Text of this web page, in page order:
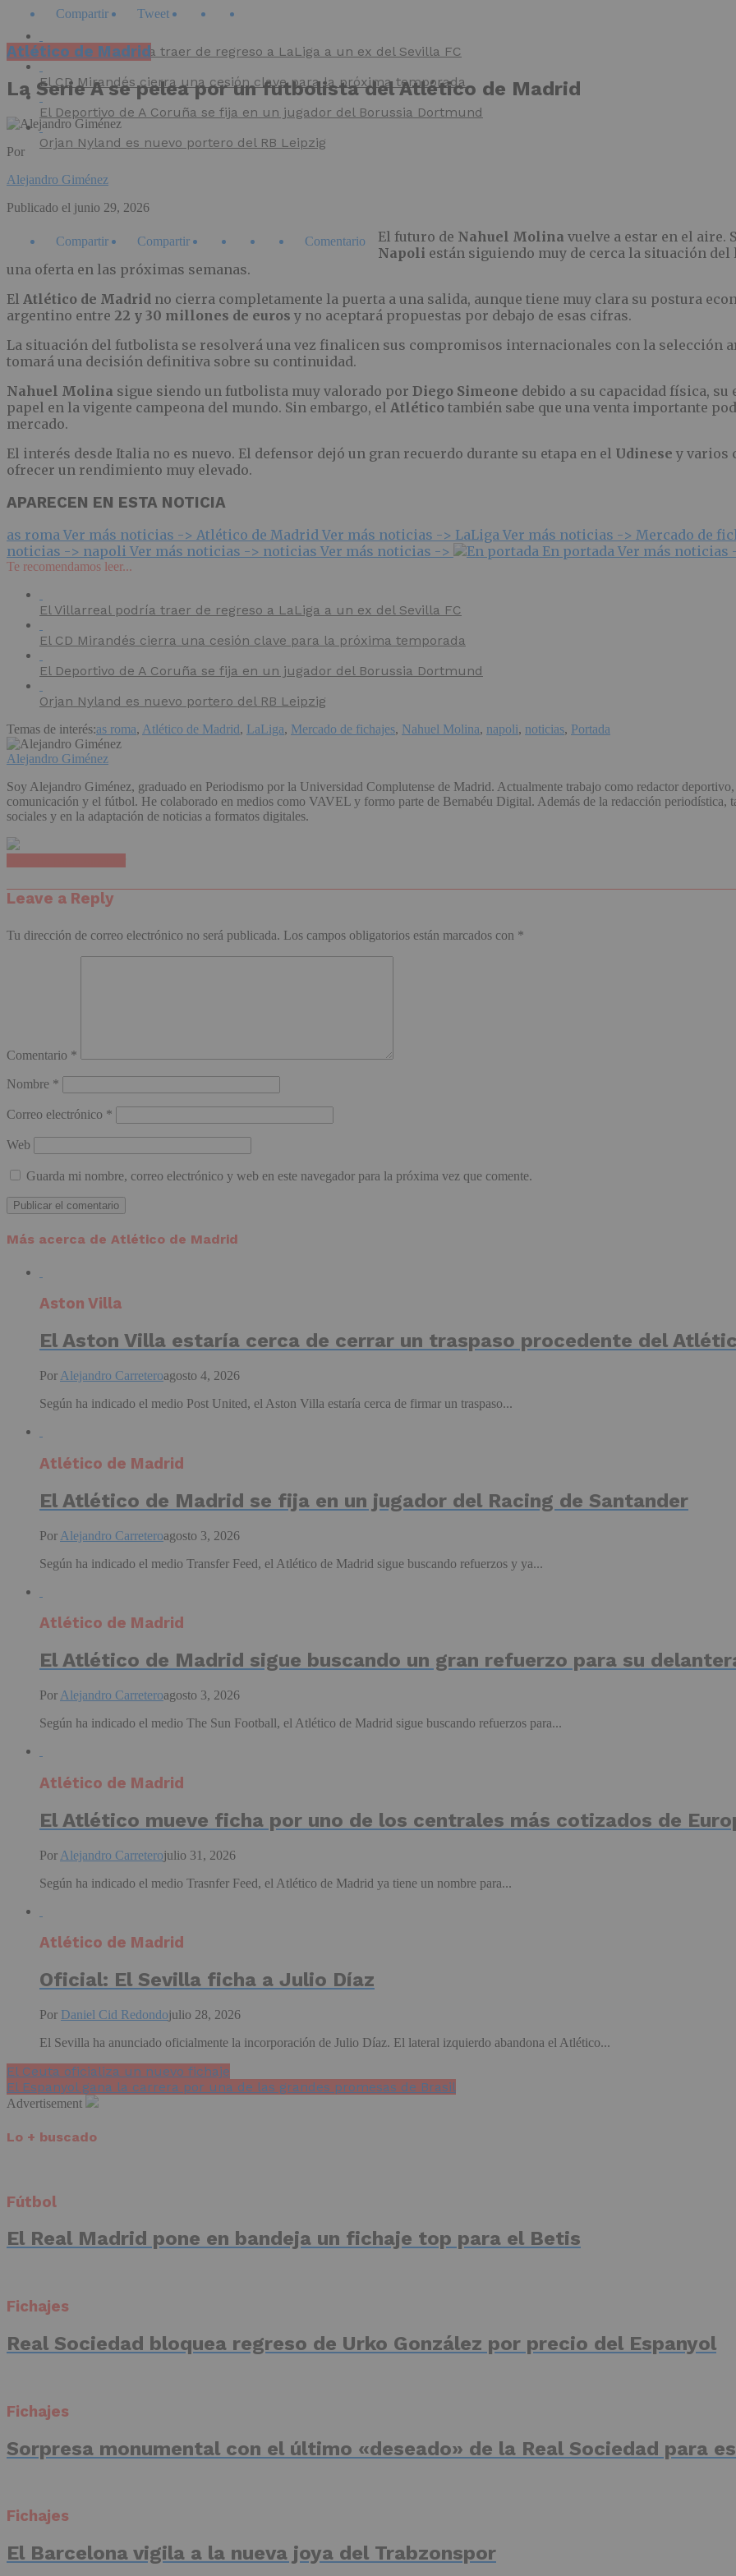
Compartir Tweet
El Villarreal podría traer de regreso a LaLiga a un ex del Sevilla FC
El CD Mirandés cierra una cesión clave para la próxima temporada
El Deportivo de A Coruña se fija en un jugador del Borussia Dortmund
Orjan Nyland es nuevo portero del RB Leipzig
Atlético de Madrid
La Serie A se pelea por un futbolista del Atlético de Madrid
Por
Alejandro Giménez
Publicado el junio 29, 2026
Compartir Compartir Comentario El futuro de Nahuel Molina vuelve a estar en el aire.
Napoli están siguiendo muy de cerca la situación
una oferta en las próximas semanas.
El Atlético de Madrid no cierra completamente la puerta a una salida, aunque tiene muy clara su postura
argentino entre 22 y 30 millones de euros y no aceptará propuestas por debajo de esas cifras.
La situación del futbolista se resolverá una vez finalicen sus compromisos internacionales con la selección
tomará una decisión definitiva sobre su continuidad.
Nahuel Molina sigue siendo un futbolista muy valorado por Diego Simeone debido a su capacidad física,
papel en la vigente campeona del mundo. Sin embargo, el Atlético también sabe que una venta importante
mercado.
El interés desde Italia no es nuevo. El defensor dejó un gran recuerdo durante su etapa en el Udinese y varios
ofrecer un rendimiento muy elevado.
APARECEN EN ESTA NOTICIA
as roma Ver más noticias -> Atlético de Madrid Ver más noticias -> LaLiga Ver más noticias -> Mercado de
noticias -> napoli Ver más noticias -> noticias Ver más noticias -> En portada Ver más noticias
Te recomendamos leer...
El Villarreal podría traer de regreso a LaLiga a un ex del Sevilla FC
El CD Mirandés cierra una cesión clave para la próxima temporada
El Deportivo de A Coruña se fija en un jugador del Borussia Dortmund
Orjan Nyland es nuevo portero del RB Leipzig
Temas de interés:as roma, Atlético de Madrid, LaLiga, Mercado de fichajes, Nahuel Molina, napoli, noticias, Portada
Alejandro Giménez
Soy Alejandro Giménez, graduado en Periodismo por la Universidad Complutense de Madrid. Actualmente trabajo como redactor
comunicación y el fútbol. He colaborado en medios como VAVEL y formo parte de Bernabéu Digital. Además de la redacción periodística,
sociales y en la adaptación de noticias a formatos digitales.
Leave a Reply
Tu dirección de correo electrónico no será publicada. Los campos obligatorios están marcados con *
Comentario *
Nombre *
Correo electrónico *
Web
Guarda mi nombre, correo electrónico y web en este navegador para la próxima vez que comente.
Más acerca de Atlético de Madrid
Aston Villa
El Aston Villa estaría cerca de cerrar un traspaso procedente del
Por Alejandro Carreteroagosto 4, 2026
Según ha indicado el medio Post United, el Aston Villa estaría cerca de firmar un traspaso...
Atlético de Madrid
El Atlético de Madrid se fija en un jugador del Racing de Santander
Por Alejandro Carreteroagosto 3, 2026
Según ha indicado el medio Transfer Feed, el Atlético de Madrid sigue buscando refuerzos y ya...
Atlético de Madrid
El Atlético de Madrid sigue buscando un gran refuerzo para su
Por Alejandro Carreteroagosto 3, 2026
Según ha indicado el medio The Sun Football, el Atlético de Madrid sigue buscando refuerzos para...
Atlético de Madrid
El Atlético mueve ficha por uno de los centrales más cotizados de
Por Alejandro Carreterojulio 31, 2026
Según ha indicado el medio Trasnfer Feed, el Atlético de Madrid ya tiene un nombre para...
Atlético de Madrid
Oficial: El Sevilla ficha a Julio Díaz
Por Daniel Cid Redondojulio 28, 2026
El Sevilla ha anunciado oficialmente la incorporación de Julio Díaz. El lateral izquierdo abandona el Atlético...
El Ceuta oficializa un nuevo fichaje
El Espanyol gana la carrera por una de las grandes promesas de Brasil
Advertisement
Lo + buscado
Fútbol
El Real Madrid pone en bandeja un fichaje top para el Betis
Fichajes
Real Sociedad bloquea regreso de Urko González por precio del Espanyol
Fichajes
Sorpresa monumental con el último «deseado» de la Real Sociedad para
Fichajes
El Barcelona vigila a la nueva joya del Trabzonspor